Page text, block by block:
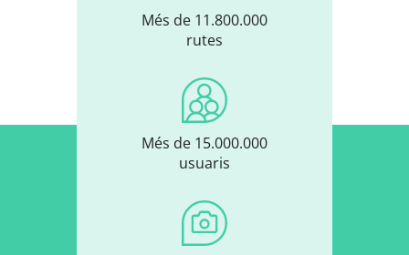
Més de 11.800.000
rutes
Més de 15.000.000
usuaris